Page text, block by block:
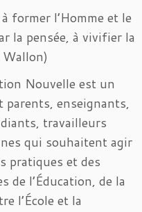
former l’Homme et le
la pensée, à vivifier la
Wallon)
Nouvelle est un
parents, enseignants,
travailleurs
qui souhaitent agir
pratiques et des
de l’Éducation, de la
l’École et la